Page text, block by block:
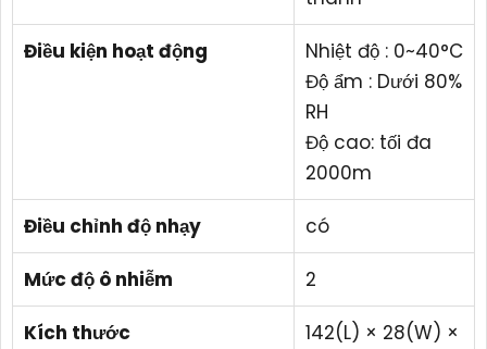
Điều kiện hoạt động
Nhiệt độ : 0~40°C
Độ ẩm : Dưới 80%
RH
Độ cao: tối đa
2000m
Điều chỉnh độ nhạy có
Mức độ ô nhiễm 2
Kích thước
142(L) × 28(W) ×